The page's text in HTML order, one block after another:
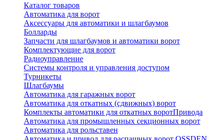
Каталог товаров
Автоматика для ворот
Аксессуары для автоматики и шлагбаумов
Болларды
Запчасти для шлагбаумов и автоматики ворот
Комплектующие для ворот
Радиоуправление
Системы контроля и управления доступом
Турникеты
Шлагбаумы
Автоматика для гаражных ворот
Автоматика для откатных (сдвижных) ворот
Комплекты автоматики для откатных воротПривода
Автоматика для промышленных секционных ворот
Автоматика для рольставен